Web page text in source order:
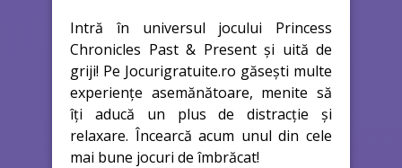
Intră în universul jocului Princess
Chronicles Past & Present și uită de
griji! Pe Jocurigratuite.ro găsești multe
experiențe asemănătoare, menite să
îți aducă un plus de distracție și
relaxare. Încearcă acum unul din cele
mai bune jocuri de îmbrăcat!